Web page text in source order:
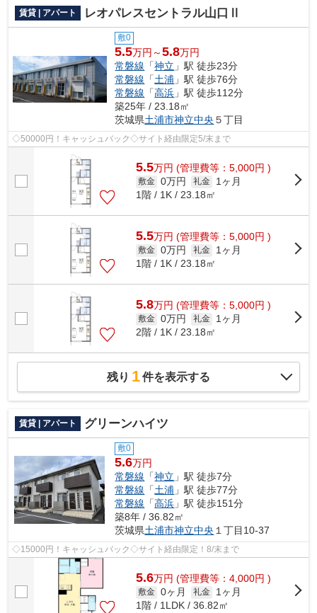
賃貸 | アパート レオパレスセントラル山口Ⅱ
敷0
5.5万円～5.8万円
常磐線 「神立 」駅 徒歩23分
常磐線 「土浦 」駅 徒歩76分
常磐線 「高浜 」駅 徒歩112分
築25年 / 23.18㎡
茨城県土浦市神立中央 ５丁目
◇50000円！キャッシュバック◇サイト経由限定5/末まで
5.5万円 (管理費等：5,000円 )
敷金 0万円 礼金
1ヶ月
1階 / 1K / 23.18㎡
5.5万円 (管理費等：5,000円 )
敷金 0万円 礼金
1ヶ月
1階 / 1K / 23.18㎡
5.8万円 (管理費等：5,000円 )
敷金 0万円 礼金
1ヶ月
2階 / 1K / 23.18㎡
残り 1件を表示する
賃貸 | アパート グリーンハイツ
敷0
5.6万円
常磐線 「神立 」駅 徒歩7分
常磐線 「土浦 」駅 徒歩77分
常磐線 「高浜 」駅 徒歩151分
築8年 / 36.82㎡
茨城県土浦市神立中央 １丁目10-37
◇15000円！キャッシュバック◇サイト経由限定！8/末まで
5.6万円 (管理費等：4,000円 )
敷金 0ヶ月 礼金
1ヶ月
1階 / 1LDK / 36.82㎡